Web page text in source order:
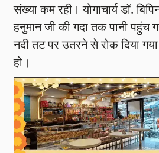
संख्या कम रही। योगाचार्य डॉ.
हनुमान जी की गदा तक पानी पहुंच
नदी तट पर उतरने से रोक दिया
हो।